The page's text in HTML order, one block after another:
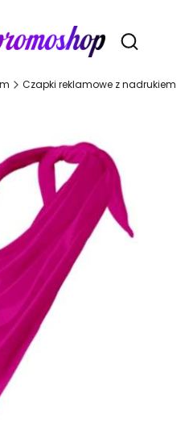
Otwórz
Czapki reklamowe z nadrukiem